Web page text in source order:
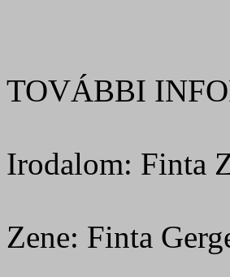
TOVÁBBI
Irodalom: Finta
Zene: Finta